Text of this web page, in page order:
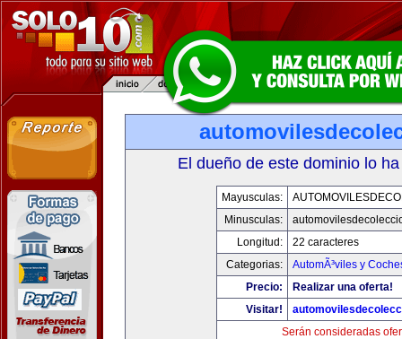
El dueño de este dominio lo
Mayusculas:
Minusculas:
Longitud:
22 caracteres
Categorias:
AutomÃ³viles y
Precio:
Realizar una oferta!
Visitar!
Serán consideradas